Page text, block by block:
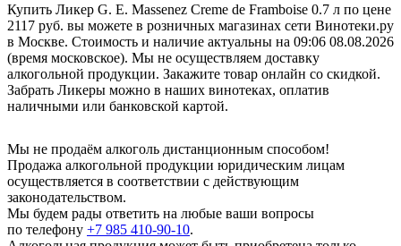
Купить Ликер G. E. Massenez Creme de Framboise 0.7 л по цене
2117 руб. вы можете в розничных магазинах сети Винотеки.ру
в Москве. Стоимость и наличие актуальны на 09:06 08.08.2026
(время московское). Мы не осуществляем доставку
алкогольной продукции. Закажите товар онлайн со скидкой.
Забрать Ликеры можно в наших винотеках, оплатив
наличными или банковской картой.
Мы не продаём алкоголь дистанционным способом!
Продажа алкогольной продукции юридическим лицам
осуществляется в соответствии с действующим
законодательством.
Мы будем рады ответить на любые ваши вопросы
по телефону +7 985 410-90-10.